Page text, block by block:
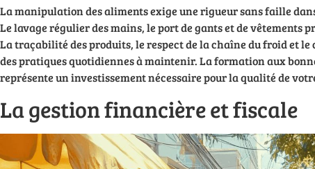
La manipulation des aliments exige une rigueur sans faille
Le lavage régulier des mains, le port de gants et de vêtements
La traçabilité des produits, le respect de la chaîne du froid et
des pratiques quotidiennes à maintenir. La formation aux
représente un investissement nécessaire pour la qualité de
La gestion financière et fiscale